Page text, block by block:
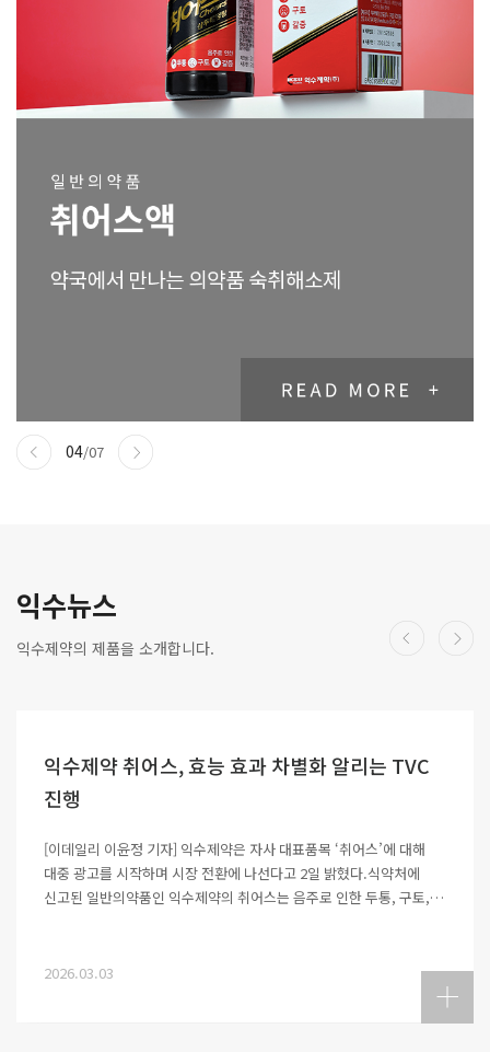
04/07
익수뉴스
익수제약의 제품을 소개합니다.
익수제약 취어스, 효능 효과 차별화 알리는 TVC
진행
[이데일리 이윤정 기자] 익수제약은 자사 대표품목 ‘취어스’에 대해
대중 광고를 시작하며 시장 전환에 나선다고 2일 밝혔다.식약처에
신고된 일반의약품인 익수제약의 취어스는 음주로 인한 두통, 구토,
효능·효과를 유지하면서도 맛에 대한 대중적 기호를 반영해 부드럽고
2026.03.03